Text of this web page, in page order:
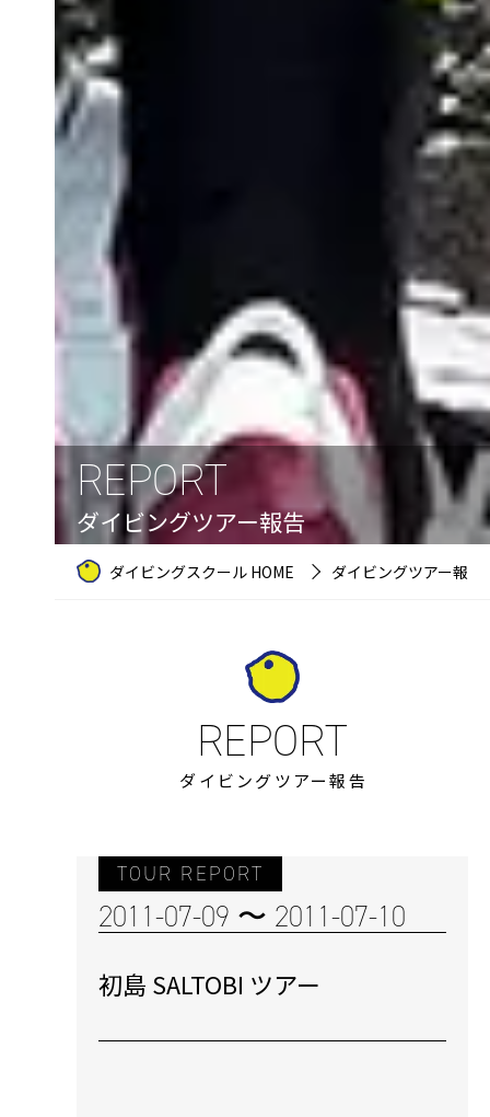
REPORT
ダイビングツアー報告
ダイビングスクール HOME ダイビングツアー報告
ダイビングツアー報告
TOUR REPORT
2011-07-09 〜 2011-07-10
初島 SALTOBI ツアー